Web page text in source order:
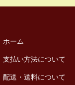
ホーム
支払い方法について
配送・送料について